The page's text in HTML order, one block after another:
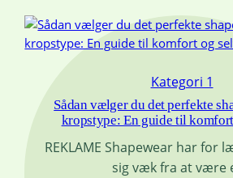
Kategori 1
Sådan vælger du det perfekte
kropstype: En guide til
REKLAME Shapewear har for
sig væk fra at være